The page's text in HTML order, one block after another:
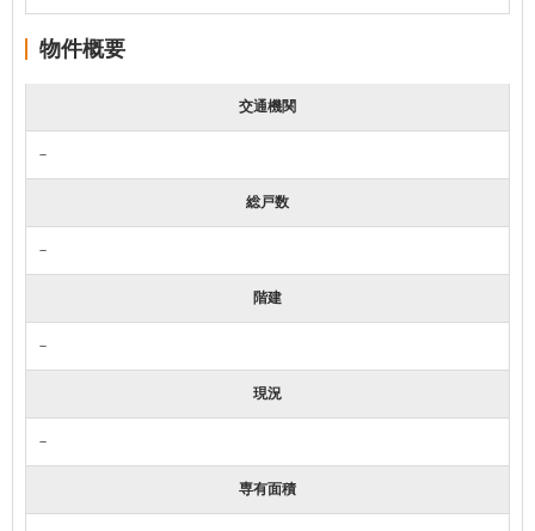
物件概要
交通機関
－
総戸数
－
階建
－
現況
－
専有面積